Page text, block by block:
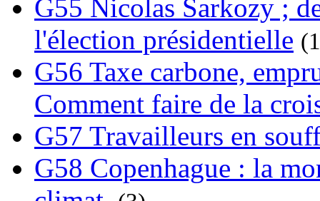
G55 Nicolas Sarkozy ;
l'élection présidentielle
G56 Taxe carbone,
Comment faire de la
G57 Travailleurs en
G58 Copenhague : la